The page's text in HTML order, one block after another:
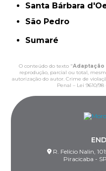
Santa Bárbara
São Pedro
Sumaré
O conteúdo do texto "Adaptação
reprodução, parcial ou total,
autorização do autor. Crime de
Penal – Lei 9610/
R. Felício Nalin,
Piracicaba -